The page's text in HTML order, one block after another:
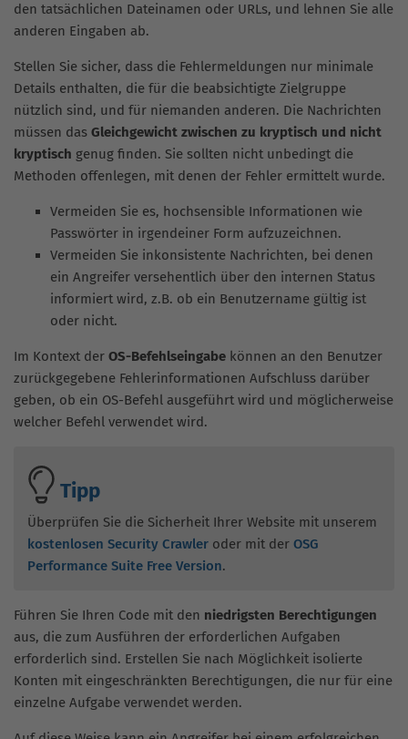
den tatsächlichen Dateinamen oder URLs, und lehnen Sie alle
anderen Eingaben ab.
Stellen Sie sicher, dass die Fehlermeldungen nur minimale
Details enthalten, die für die beabsichtigte Zielgruppe
nützlich sind, und für niemanden anderen. Die Nachrichten
müssen das Gleichgewicht zwischen zu kryptisch und nicht
kryptisch genug finden. Sie sollten nicht unbedingt die
Methoden offenlegen, mit denen der Fehler ermittelt wurde.
Vermeiden Sie es, hochsensible Informationen wie
Passwörter in irgendeiner Form aufzuzeichnen.
Vermeiden Sie inkonsistente Nachrichten, bei denen
ein Angreifer versehentlich über den internen Status
informiert wird, z.B. ob ein Benutzername gültig ist
oder nicht.
Im Kontext der OS-Befehlseingabe können an den Benutzer
zurückgegebene Fehlerinformationen Aufschluss darüber
geben, ob ein OS-Befehl ausgeführt wird und möglicherweise
welcher Befehl verwendet wird.
Tipp
Überprüfen Sie die Sicherheit Ihrer Website mit unserem
kostenlosen Security Crawler oder mit der OSG
Performance Suite Free Version.
Führen Sie Ihren Code mit den niedrigsten Berechtigungen
aus, die zum Ausführen der erforderlichen Aufgaben
erforderlich sind. Erstellen Sie nach Möglichkeit isolierte
Konten mit eingeschränkten Berechtigungen, die nur für eine
einzelne Aufgabe verwendet werden.